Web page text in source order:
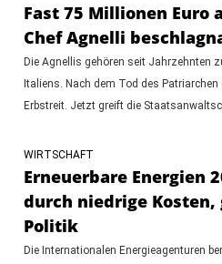
Fast 75 Millionen Euro
Chef Agnelli
Die Agnellis gehören seit Jahrzehnten
Italiens. Nach dem Tod des Patriarchen
Erbstreit. Jetzt greift die
WIRTSCHAFT
Erneuerbare Energien
durch niedrige
Politik
Die Internationalen Energieagenturen